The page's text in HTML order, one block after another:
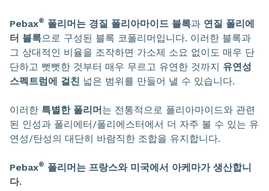
Pebax® 폴리머는 경질 폴리아마이드 블록과 연질 폴리에
터 블록으로 구성된 블록 코폴리머입니다. 이러한 블록과
그 상대적인 비율을 조작하면 가소제 소요 없이도 매우 단
단하고 뻣뻣한 것부터 매우 무르고 유연한 것까지 유연성
스펙트럼에 걸친 넓은 범위를 만들어 낼 수 있습니다.
이러한 특별한 폴리머는 전통적으로 폴리아마이드와 관련
된 인성과 폴리에터/폴리에스터에서 더 자주 볼 수 있는 유
연성/탄성의 대단히 바람직한 조합을 유지합니다.
Pebax® 폴리머는 프랑스와 미국에서 아케마가 생산합니
다.